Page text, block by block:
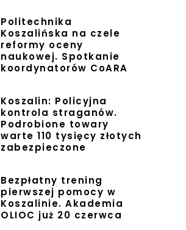
Politechnika
Koszalińska na czele
reformy oceny
naukowej. Spotkanie
koordynatorów CoARA
Koszalin: Policyjna
kontrola straganów.
Podrobione towary
warte 110 tysięcy złotych
zabezpieczone
Bezpłatny trening
pierwszej pomocy w
Koszalinie. Akademia
OLIOC już 20 czerwca